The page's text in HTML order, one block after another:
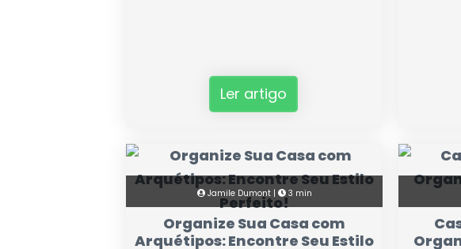
Ler artigo
Jamile Dumont | 3 min
Organize Sua Casa com
Arquétipos: Encontre Seu Estilo